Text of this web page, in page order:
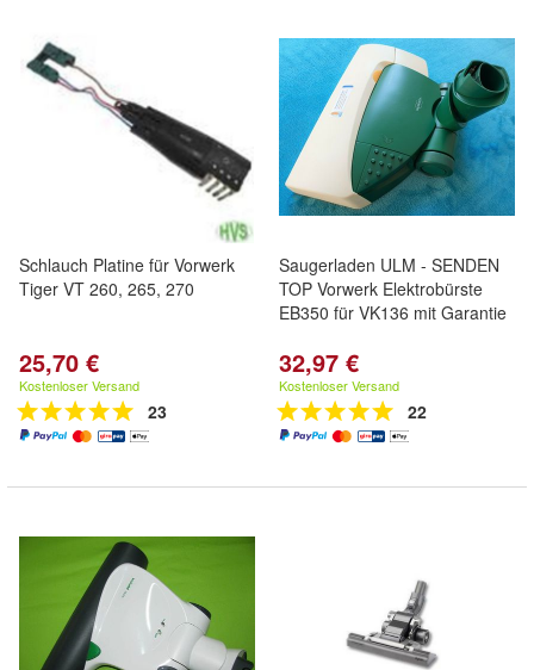
Schlauch Platine für Vorwerk
Tiger VT 260, 265, 270
25,70 €
Kostenloser Versand
23
Saugerladen ULM - SENDEN
TOP Vorwerk Elektrobürste
EB350 für VK136 mit Garantie
32,97 €
Kostenloser Versand
22